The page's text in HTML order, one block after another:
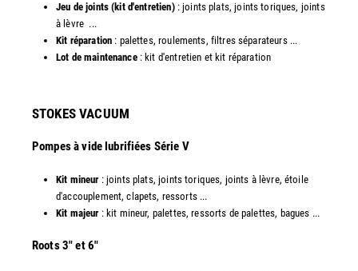
Jeu de joints (kit d'entretien) : joints plats, joints toriques, joints
à lèvre ...
Kit réparation : palettes, roulements, filtres séparateurs ...
Lot de maintenance: kit d'entretien et kit réparation​
STOKES VACUUM
Pompes à vide lubrifiées Série V
Kit mineur : joints plats, joints toriques, joints à lèvre, étoile
d'accouplement, clapets, ressorts ...
Kit majeur : kit mineur, palettes, ressorts de palettes, bagues ...
​Roots 3" et 6"